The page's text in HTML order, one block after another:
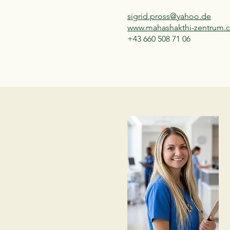
sigrid.pross@yahoo.de
www.mahashakthi-
+43 660 508 71 06